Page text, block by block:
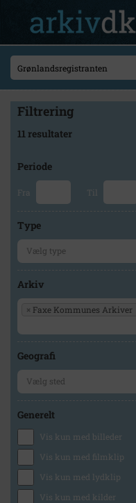
Filtrering
11 resultater
Periode
Fra Til
Type
Arkiv
× Faxe Kommunes Arkiver
Geografi
Generelt
Vis kun med billeder
Vis kun med filmklip
Vis kun med lydklip
Vis kun med kilder